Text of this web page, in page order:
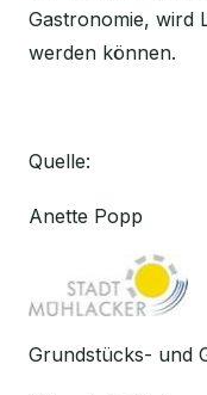
Gastronomie, wird
werden können.
Quelle:
Anette Popp
Grundstücks- und